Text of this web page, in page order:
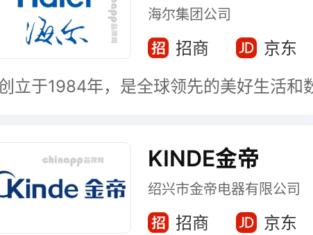
海尔集团公司
招商 京东
KINDE金帝
绍兴市金帝电器有限公司
招商 京东